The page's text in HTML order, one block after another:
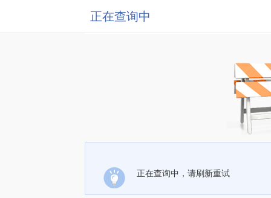
正在查询中
正在查询中，请刷新重试